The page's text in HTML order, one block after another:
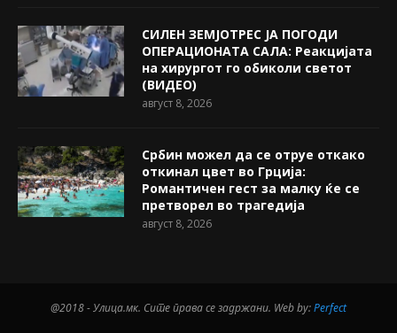
СИЛЕН ЗЕМЈОТРЕС ЈА ПОГОДИ
ОПЕРАЦИОНАТА САЛА: Реакцијата
на хирургот го обиколи светот
(ВИДЕО)
август 8, 2026
Србин можел да се отруе откако
откинал цвет во Грција:
Романтичен гест за малку ќе се
претворел во трагедија
август 8, 2026
@2018 - Улица.мк. Сите права се задржани. Web by:Perfect